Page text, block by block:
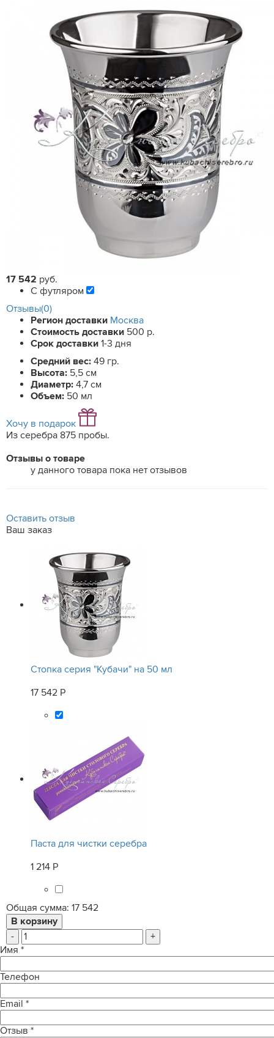
17 542 руб.
С футляром
Отзывы(0)
Регион доставки Москва
Стоимость доставки 500 р.
Срок доставки 1-3 дня
Средний вес: 49 гр.
Высота: 5,5 см
Диаметр: 4,7 см
Объем: 50 мл
Хочу в подарок
Из серебра 875 пробы.
Отзывы о товаре
у данного товара пока нет отзывов
Оставить отзыв
Ваш заказ
Стопка серия "Кубачи" на 50 мл
17 542 Р
Паста для чистки серебра
1 214 Р
Общая сумма: 17 542
-
+
Имя *
Телефон
Email *
Отзыв *